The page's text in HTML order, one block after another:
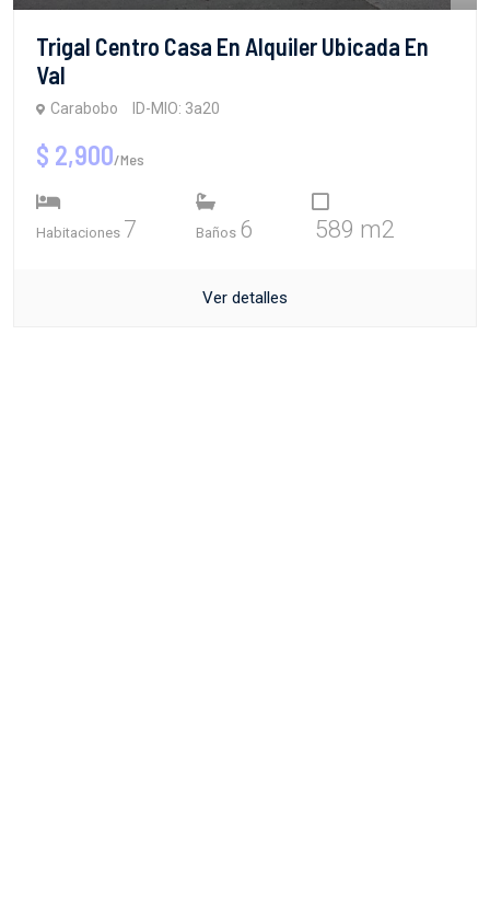
Trigal Centro Casa En Alquiler Ubicada En
Val
Carabobo ID-MIO: 3a20
$ 2,900/Mes
Habitaciones 7 Baños 6 589 m2
Ver detalles